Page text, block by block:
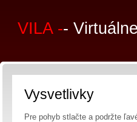
VILA --
Vysvetlivky
Pre pohyb stlačte a podržte